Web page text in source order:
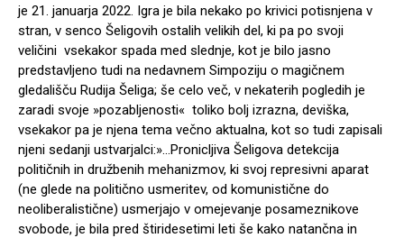
je 21. januarja 2022. Igra je bila nekako po krivici potisnjena v
stran, v senco Šeligovih ostalih velikih del, ki pa po svoji
veličini vsekakor spada med slednje, kot je bilo jasno
predstavljeno tudi na nedavnem Simpoziju o magičnem
gledališču Rudija Šeliga; še celo več, v nekaterih pogledih je
zaradi svoje »pozabljenosti« toliko bolj izrazna, deviška,
vsekakor pa je njena tema večno aktualna, kot so tudi zapisali
njeni sedanji ustvarjalci:»…Pronicljiva Šeligova detekcija
političnih in družbenih mehanizmov, ki svoj represivni aparat
(ne glede na politično usmeritev, od komunistične do
neoliberalistične) usmerjajo v omejevanje posameznikove
svobode, je bila pred štiridesetimi leti še kako natančna in